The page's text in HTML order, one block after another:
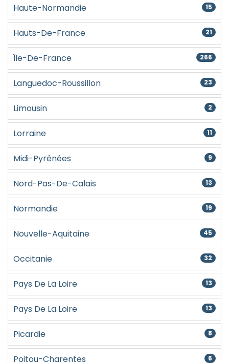
Haute-Normandie 15
Hauts-De-France 21
Île-De-France 266
Languedoc-Roussillon 23
Limousin 2
Lorraine 11
Midi-Pyrénées 9
Nord-Pas-De-Calais 13
Normandie 19
Nouvelle-Aquitaine 45
Occitanie 32
Pays De La Loire 13
Pays De La Loire 13
Picardie 8
Poitou-Charentes 6